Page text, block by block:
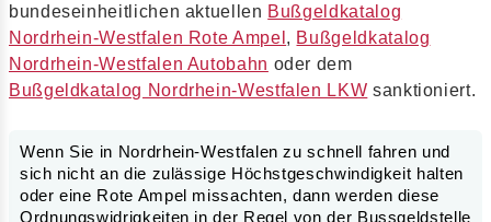
bundeseinheitlichen aktuellen Bußgeldkatalog
Nordrhein-Westfalen Rote Ampel , Bußgeldkatalog
Nordrhein-Westfalen Autobahn oder dem
Bußgeldkatalog Nordrhein-Westfalen LKW sanktioniert.
Wenn Sie in Nordrhein-Westfalen zu schnell fahren und
sich nicht an die zulässige Höchstgeschwindigkeit halten
oder eine Rote Ampel missachten, dann werden diese
Ordnungswidrigkeiten in der Regel von der Bussgeldstelle